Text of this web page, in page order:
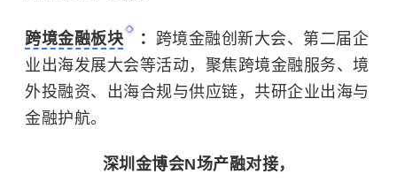
跨境金融板块 ： 跨境金融创新大会、第二届企
业出海发展大会等活动，聚焦跨境金融服务、境
外投融资、出海合规与供应链，共研企业出海与
金融护航。
深圳金博会N场产融对接，